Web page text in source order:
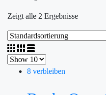
Zeigt alle 2 Ergebnisse
8 verbleiben